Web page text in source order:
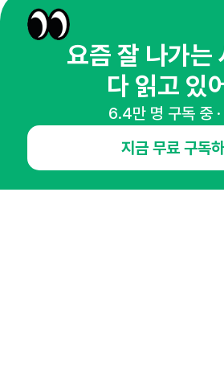
뉴스레터 구독하기
공지사항 제휴문의
인사
뉴스레터
요즘 잘 나가는
다 읽고 있
6.4만 명 구독 중
지금 무료 구독하